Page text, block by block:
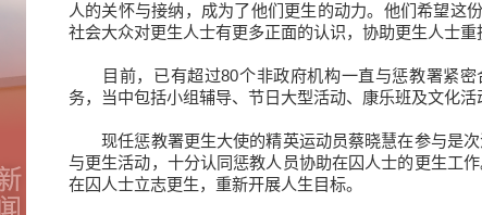
人的关怀与接纳，成为了他们更生的动力。他们希望这
社会大众对更生人士有更多正面的认识，协助更生人士重
目前，已有超过80个非政府机构一直与惩教署紧密
务，当中包括小组辅导、节日大型活动、康乐班及文化活
现任惩教署更生大使的精英运动员蔡晓慧在参与是次
与更生活动，十分认同惩教人员协助在囚人士的更生工
在囚人士立志更生，重新开展人生目标。